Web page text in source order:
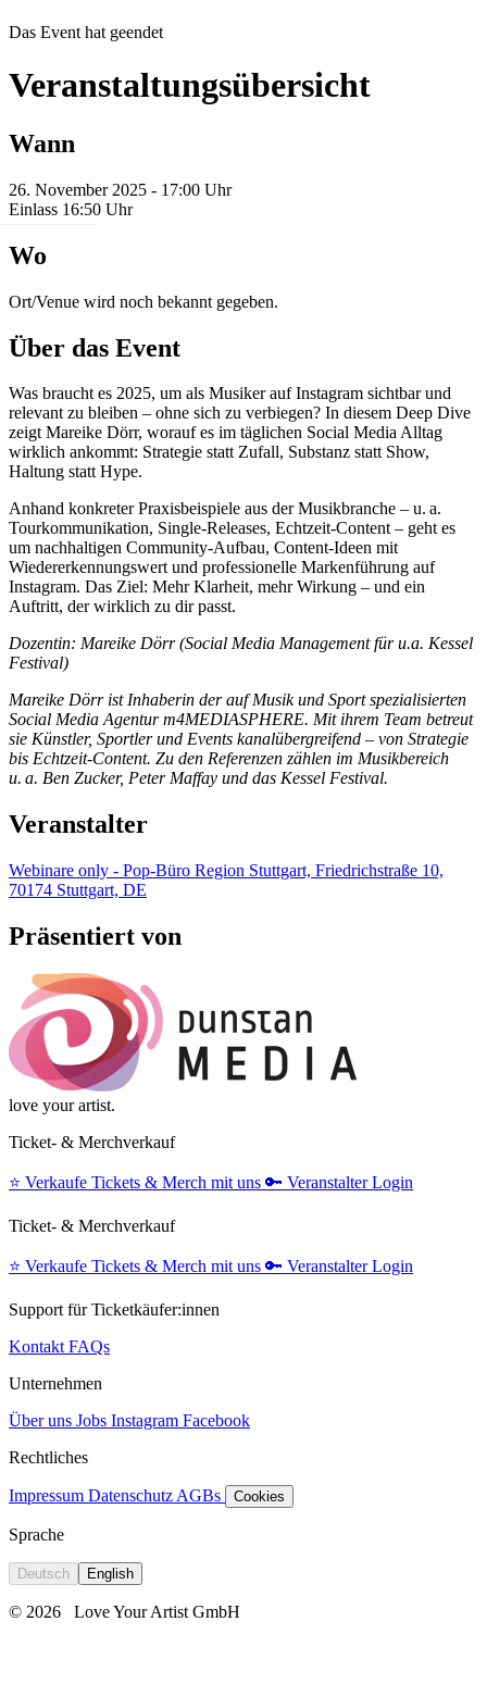
Das Event hat geendet
Veranstaltungsübersicht
Wann
26. November 2025 - 17:00 Uhr
Einlass 16:50 Uhr
Wo
Ort/Venue wird noch bekannt gegeben.
Über das Event
Was braucht es 2025, um als Musiker auf Instagram sichtbar und
relevant zu bleiben – ohne sich zu verbiegen? In diesem Deep Dive
zeigt Mareike Dörr, worauf es im täglichen Social Media Alltag
wirklich ankommt: Strategie statt Zufall, Substanz statt Show,
Haltung statt Hype.
Anhand konkreter Praxisbeispiele aus der Musikbranche – u. a.
Tourkommunikation, Single-Releases, Echtzeit-Content – geht es
um nachhaltigen Community-Aufbau, Content-Ideen mit
Wiedererkennungswert und professionelle Markenführung auf
Instagram. Das Ziel: Mehr Klarheit, mehr Wirkung – und ein
Auftritt, der wirklich zu dir passt.
Dozentin: Mareike Dörr (Social Media Management für u.a. Kessel
Festival)
Mareike Dörr ist Inhaberin der auf Musik und Sport spezialisierten
Social Media Agentur m4MEDIASPHERE. Mit ihrem Team betreut
sie Künstler, Sportler und Events kanalübergreifend – von Strategie
bis Echtzeit-Content. Zu den Referenzen zählen im Musikbereich
u. a. Ben Zucker, Peter Maffay und das Kessel Festival.
Veranstalter
Webinare only - Pop-Büro Region Stuttgart, Friedrichstraße 10,
70174 Stuttgart, DE
Präsentiert von
love your artist.
Ticket- & Merchverkauf
⭐️ Verkaufe Tickets & Merch mit uns 🔑 Veranstalter Login
Ticket- & Merchverkauf
⭐️ Verkaufe Tickets & Merch mit uns 🔑 Veranstalter Login
Support für Ticketkäufer:innen
Kontakt FAQs
Unternehmen
Über uns Jobs Instagram Facebook
Rechtliches
Impressum Datenschutz AGBs Cookies
Sprache
Deutsch English
© 2026 Love Your Artist GmbH